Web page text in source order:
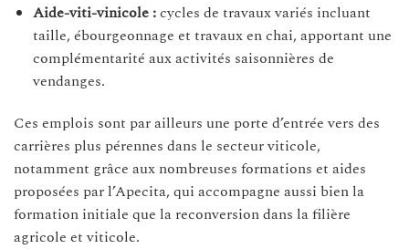
Aide-viti-vinicole :cycles de travaux variés incluant
taille, ébourgeonnage et travaux en chai, apportant une
complémentarité aux activités saisonnières de
vendanges.
Ces emplois sont par ailleurs une porte d’entrée vers des
carrières plus pérennes dans le secteur viticole,
notamment grâce aux nombreuses formations et aides
proposées par l’Apecita, qui accompagne aussi bien la
formation initiale que la reconversion dans la filière
agricole et viticole.